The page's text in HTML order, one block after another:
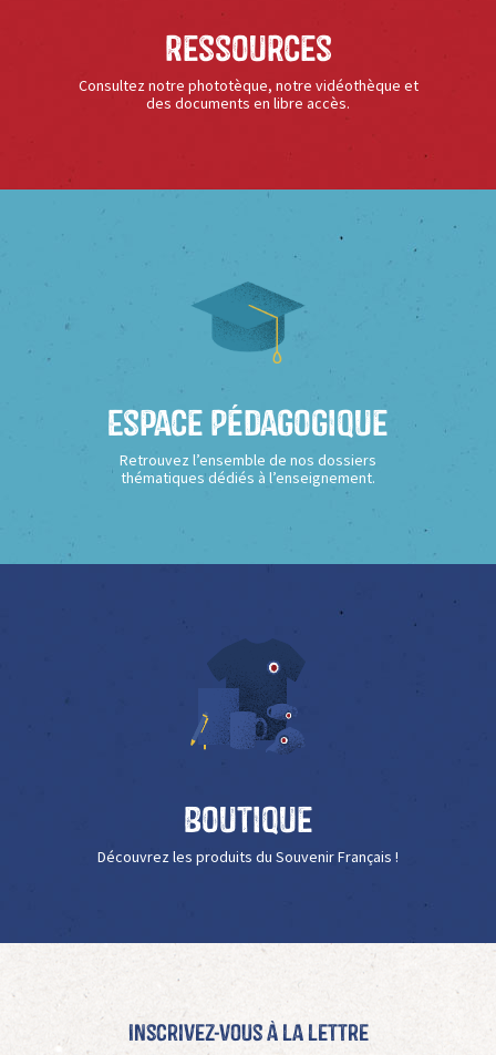
Ressources
Consultez notre phototèque, notre vidéothèque et
des documents en libre accès.
Espace Pédagogique
Retrouvez l’ensemble de nos dossiers
thématiques dédiés à l’enseignement.
Boutique
Découvrez les produits du Souvenir Français !
Inscrivez-vous à La Lettre